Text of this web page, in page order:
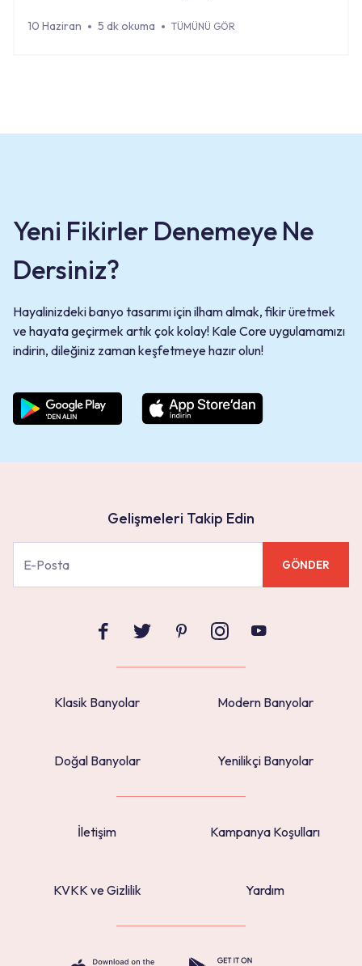
10 Haziran 5 dk okuma TÜMÜNÜ GÖR
Yeni Fikirler Denemeye Ne
Dersiniz?
Hayalinizdeki banyo tasarımı için ilham almak, fikir üretmek
ve hayata geçirmek artık çok kolay! Kale Core uygulamamızı
indirin, dileğiniz zaman keşfetmeye hazır olun!
İletişim Kampanya Koşulları
KVKK ve Gizlilik Yardım
Klasik Banyolar Modern Banyolar
Doğal Banyolar Yenilikçi Banyolar
Gelişmeleri Takip Edin
GÖNDER